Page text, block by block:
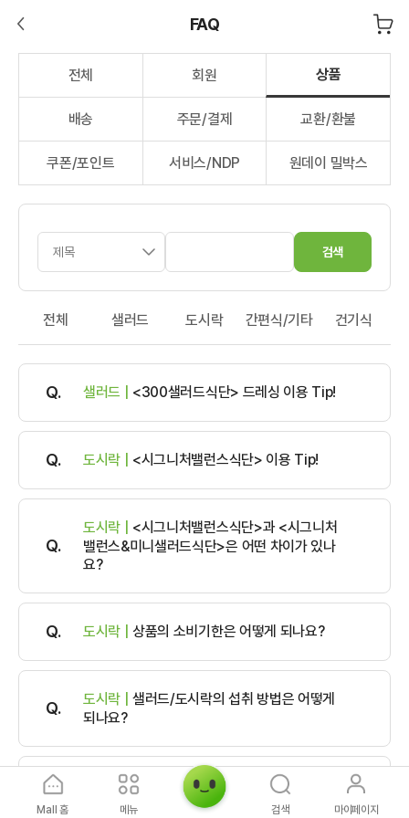
FAQ
전체 회원 상품
배송 주문/결제 교환/환불
쿠폰/포인트 서비스/NDP 원데이 밀박스
검색
전체 샐러드 도시락 간편식/기타 건기식
샐러드 | <300샐러드식단> 드레싱 이용 Tip!
도시락 | <시그니처밸런스식단> 이용 Tip!
도시락 |
<시그니처밸런스식단>과 <시그니처
밸런스&미니샐러드식단>은 어떤 차이가 있나
요?
도시락 | 상품의 소비기한은 어떻게 되나요?
도시락 |
샐러드/도시락의 섭취 방법은 어떻게
되나요?
간편식/기타 |
고령친화우수식품은 무엇인가
Mall 홈 메뉴 검색 마이페이지